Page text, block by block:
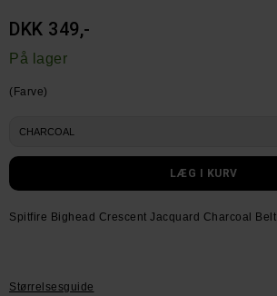
DKK 349,-
På lager
(Farve)
Spitfire Bighead Crescent Jacquard Charcoal Belt
Størrelsesguide